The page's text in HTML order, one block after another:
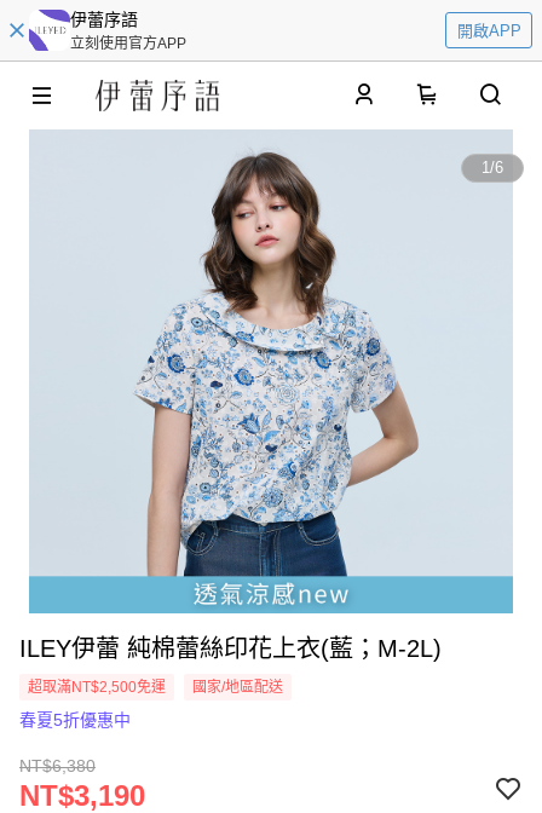
伊蕾序語
立刻使用官方APP
開啟APP
1/6
ILEY伊蕾 純棉蕾絲印花上衣(藍；M-2L)
超取滿NT$2,500免運 國家/地區配送
春夏5折優惠中
NT$6,380
NT$3,190